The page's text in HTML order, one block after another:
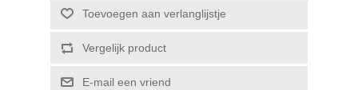
Toevoegen aan verlanglijstje
Vergelijk product
E-mail een vriend